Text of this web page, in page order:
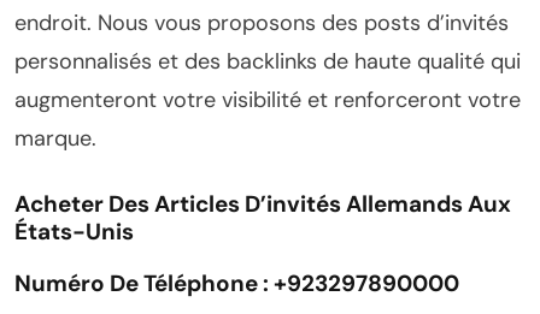
endroit. Nous vous proposons des posts d’invités
personnalisés et des backlinks de haute qualité qui
augmenteront votre visibilité et renforceront votre
marque.
Acheter Des Articles D’invités Allemands Aux
États-Unis
Numéro De Téléphone : +923297890000